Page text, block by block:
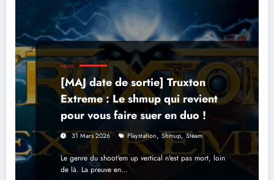
NEWS
[MAJ date de sortie] Truxton
Extreme : Le shmup qui revient
pour vous faire suer en duo !
31 Mars 2026 Playstation,Shmup,Steam
Le genre du shoot'em up vertical n'est pas mort, loin
de là. La preuve en…